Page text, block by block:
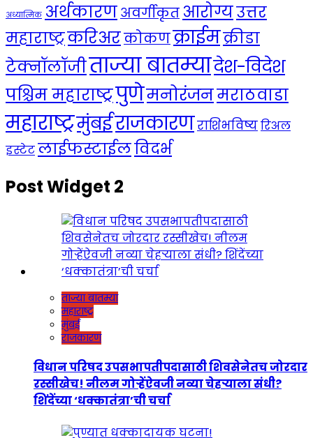
अध्यात्मिक अर्थकारणअवर्गीकृत आरोग्यउत्तर
महाराष्ट्रकरिअरकोकणक्राईमक्रीडा
टेक्नॉलॉजीताज्या बातम्यादेश-विदेश
पश्चिम महाराष्ट्रपुणेमनोरंजनमराठवाडा
महाराष्ट्रमुंबईराजकारणराशिभविष्यरिअल
इस्टेटलाईफस्टाईलविदर्भ
Post Widget 2
ताज्या बातम्या
महाराष्ट्र
मुंबई
राजकारण
विधान परिषद उपसभापतीपदासाठी शिवसेनेतच जोरदार
रस्सीखेच! नीलम गोऱ्हेंऐवजी नव्या चेहऱ्याला संधी?
शिंदेंच्या ‘धक्कातंत्रा’ची चर्चा